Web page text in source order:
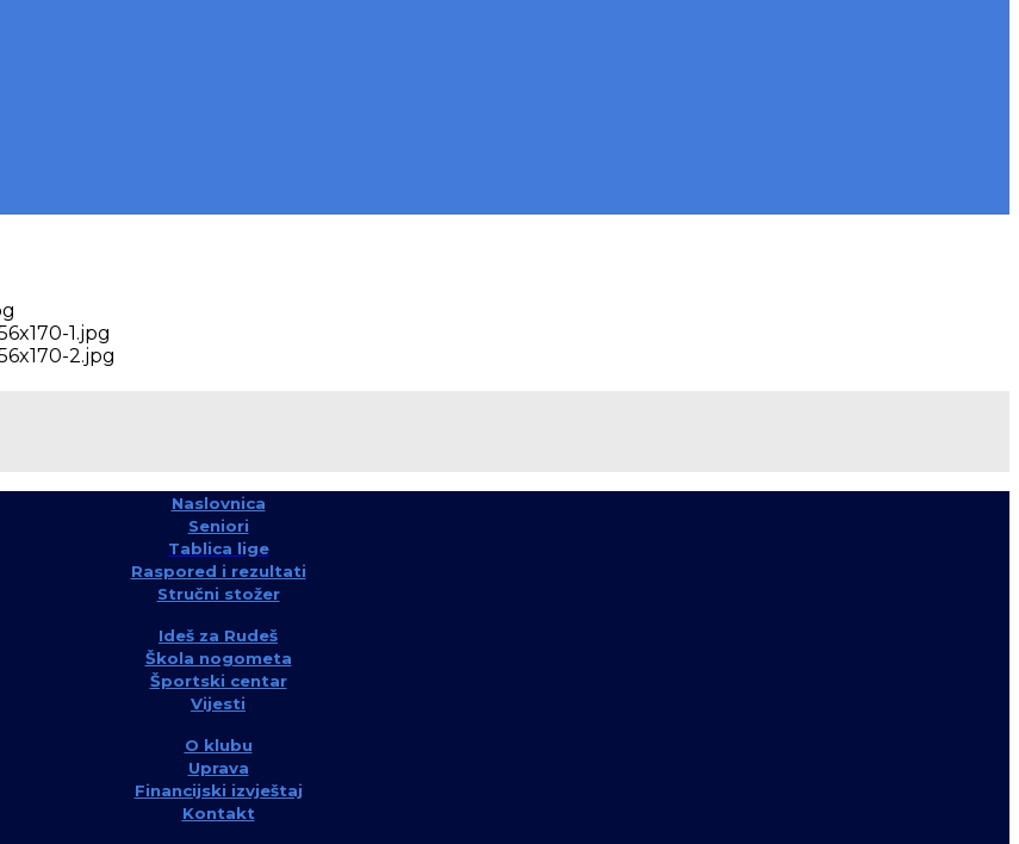
Naslovnica
Seniori
Tablica lige
Raspored i rezultati
Stručni stožer
Ideš za Rudeš
Škola nogometa
Športski centar
Vijesti
O klubu
Uprava
Financijski izvještaj
Kontakt